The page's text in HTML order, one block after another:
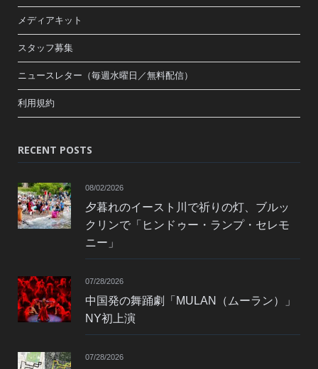
メディアキット
スタッフ募集
ニュースレター（毎週水曜日／無料配信）
利用規約
RECENT POSTS
08/02/2026
夕暮れのイースト川で祈りの灯、ブルッ
クリンで「ヒンドゥー・ランプ・セレモ
ニー」
07/28/2026
中国発の舞踊劇「MULAN（ムーラン）」
NY初上演
07/28/2026